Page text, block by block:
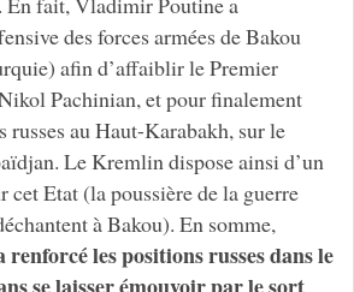
des forces armées de Bakou
afin d’affaiblir le Premier
Pachinian, et pour finalement
russes au Haut-Karabakh, sur le
Le Kremlin dispose ainsi d’un
cet Etat (la poussière de la guerre
à Bakou). En somme,
les positions russes dans le